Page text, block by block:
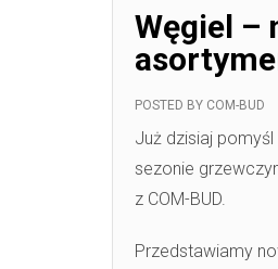
Węgiel –
POSTED BY COM-BUD
Już dzisiaj
sezonie
z COM-BUD.
Przedstawiamy